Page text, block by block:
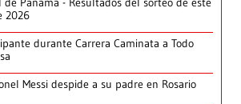
2026
durante Carrera Caminata a Todo
Messi despide a su padre en Rosario